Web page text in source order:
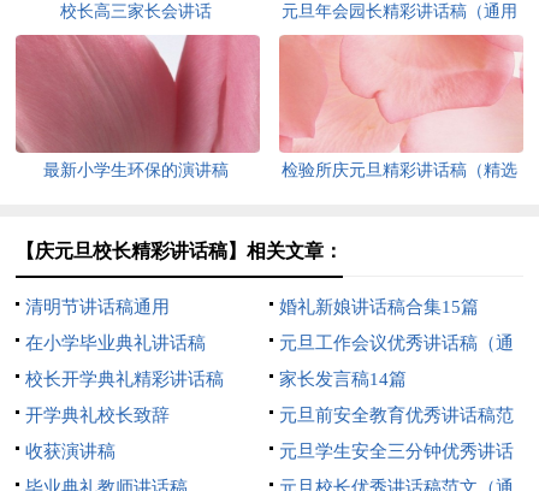
校长高三家长会讲话
元旦年会园长精彩讲话稿（通用
最新小学生环保的演讲稿
检验所庆元旦精彩讲话稿（精选
【庆元旦校长精彩讲话稿】相关文章：
清明节讲话稿通用
婚礼新娘讲话稿合集15篇
在小学毕业典礼讲话稿
元旦工作会议优秀讲话稿（通
用12篇）
校长开学典礼精彩讲话稿
家长发言稿14篇
开学典礼校长致辞
元旦前安全教育优秀讲话稿范
文（通用8篇）
收获演讲稿
元旦学生安全三分钟优秀讲话
稿范文（精选5篇）
毕业典礼教师讲话稿 元旦校长优秀讲话稿范文（通